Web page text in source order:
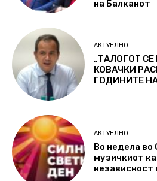
на Балканот
АКТУЕЛНО
„ТАЛОГОТ СЕ
КОВАЧКИ
ГОДИНИТЕ
АКТУЕЛНО
Во недела во
музичкиот
независност